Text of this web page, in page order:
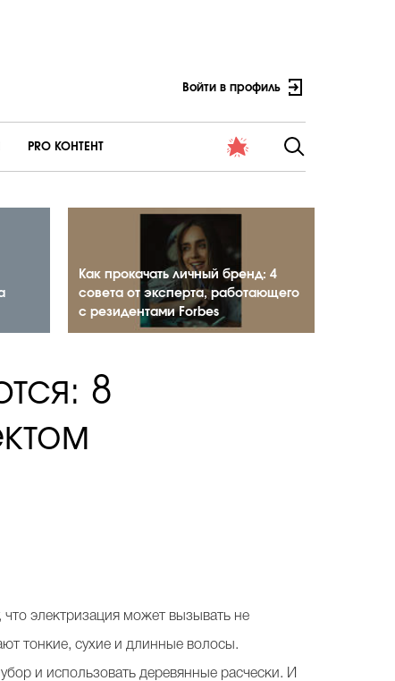
Войти в профиль
PRO КОНТЕНТ
Как прокачать личный бренд: 4
совета от эксперта, работающего
с резидентами Forbes
8
электризация может вызывать не
тонкие, сухие и длинные волосы.
и использовать деревянные расчески. И